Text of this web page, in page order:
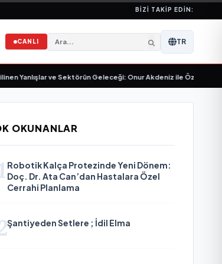
BIZI TAKIP EDIN:
CANLI TR
ve Sektörün Geleceği: Onur Akdeniz ile Özel Röportaj
OKUNANLAR
Robotik Kalça Protezinde Yeni Dönem:
Doç. Dr. Ata Can’dan Hastalara Özel
Cerrahi Planlama
Şantiyeden Setlere ; İdil Elma